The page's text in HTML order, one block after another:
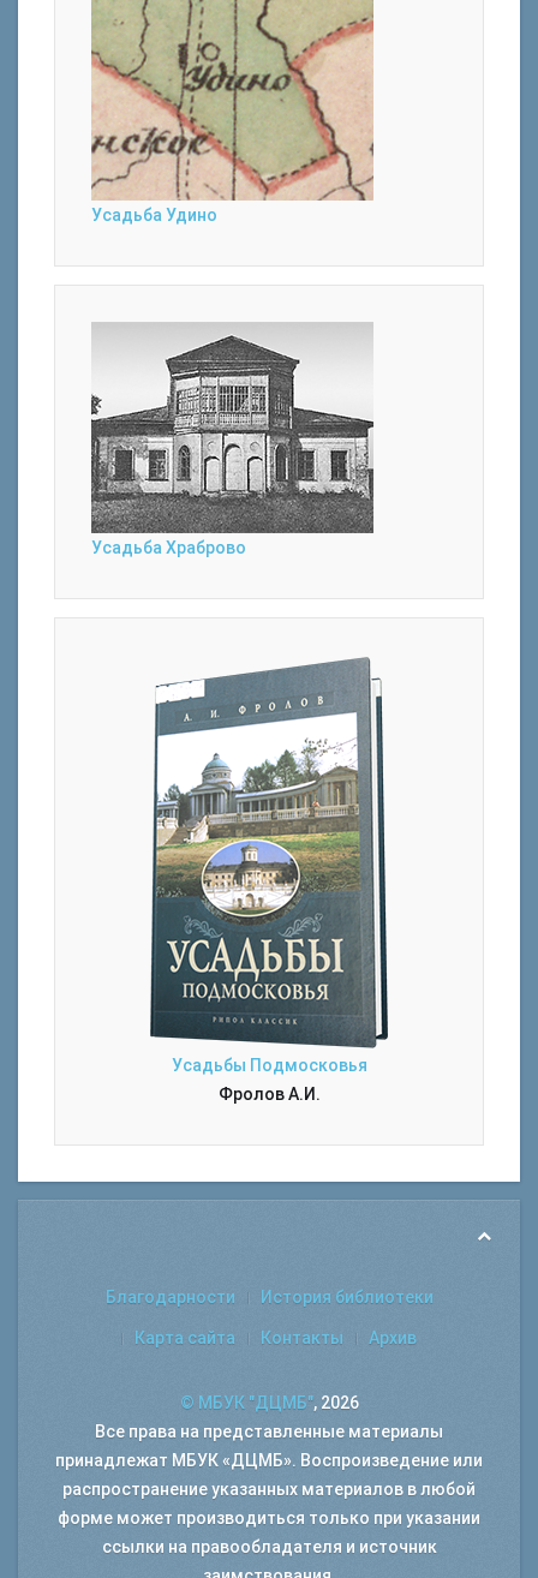
Усадьба Удино
Усадьба Храброво
Усадьбы Подмосковья
Фролов А.И.
Благодарности История библиотеки
Карта сайта Контакты Архив
© МБУК "ДЦМБ", 2026
Все права на представленные материалы
принадлежат МБУК «ДЦМБ». Воспроизведение или
распространение указанных материалов в любой
форме может производиться только при указании
ссылки на правообладателя и источник